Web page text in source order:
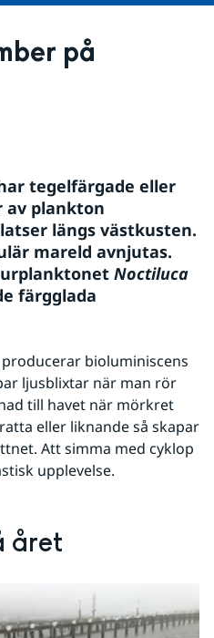
på
tegelfärgade eller
av plankton
längs västkusten.
mareld avnjutas.
Noctiluca
färgglada
bioluminiscens
ljusblixtar när man rör
till havet när mörkret
Att simma med cyklop
upplevelse.
året